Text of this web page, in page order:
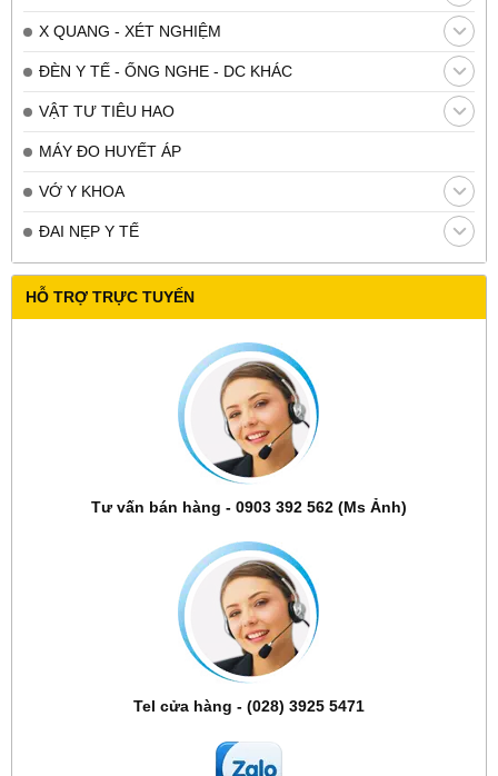
X QUANG - XÉT NGHIỆM
ĐÈN Y TẾ - ỐNG NGHE - DC KHÁC
VẬT TƯ TIÊU HAO
MÁY ĐO HUYẾT ÁP
VỚ Y KHOA
ĐAI NẸP Y TẾ
HỖ TRỢ TRỰC TUYẾN
Tư vấn bán hàng - 0903 392 562 (Ms Ảnh)
Tel cửa hàng - (028) 3925 5471